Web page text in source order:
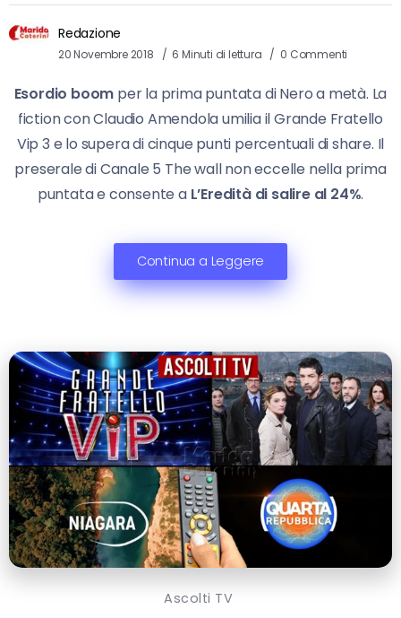
Redazione
20 Novembre 2018 6 Minuti di lettura 0 Commenti
Esordio boom per la prima puntata di Nero a metà. La
fiction con Claudio Amendola umilia il Grande Fratello
Vip 3 e lo supera di cinque punti percentuali di share. Il
preserale di Canale 5 The wall non eccelle nella prima
puntata e consente aL’Eredità di salire al 24%.
Continua a Leggere
Ascolti TV